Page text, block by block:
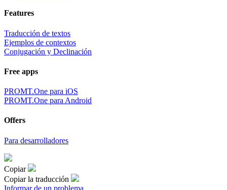
Features
Traducción de textos
Ejemplos de contextos
Conjugación y Declinación
Free apps
PROMT.One para iOS
PROMT.One para Android
Offers
Para desarrolladores
Copiar
Copiar la traducción
Informar de un problema